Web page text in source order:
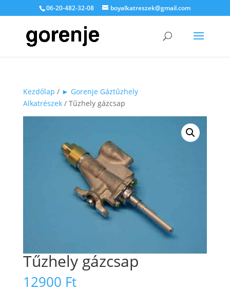
06-20-482-32-08 boyalkatreszek@gmail.com
Kezdőlap / ► Gorenje Gáztűzhely
Alkatrészek/ Tűzhely gázcsap
Tűzhely gázcsap
12900 Ft